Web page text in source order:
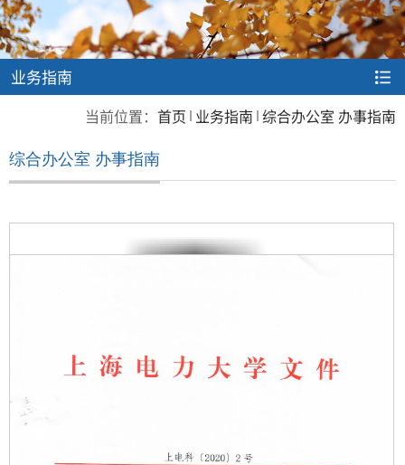
业务指南
当前位置： 首页 业务指南 综合办公室 办事指南
综合办公室 办事指南